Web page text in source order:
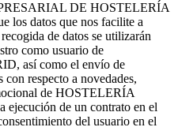
DE HOSTELERÍA
los datos que nos facilite a
de datos se utilizarán
como usuario de
así como el envío de
respecto a novedades,
de HOSTELERÍA
de un contrato en el
del usuario en el